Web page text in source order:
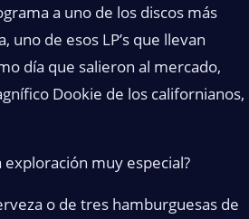
a uno de los discos más
uno de esos LP’s que llevan
día que salieron al mercado,
Dookie de los californianos,
exploración muy especial?
o de tres hamburguesas de